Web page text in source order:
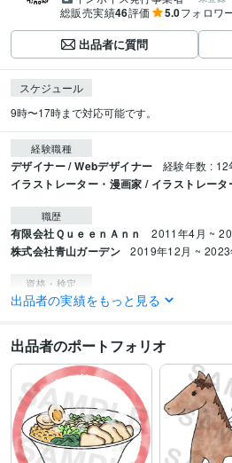
総販売実績46評価 5.0フォロワ
出品者に質問
スケジュール
9時〜17時まで対応可能です。
経験職種
デザイナー / Webデザイナー 経験年数 : 12
イラストレーター・漫画家 / イラストレータ
職歴
有限会社ＱｕｅｅｎＡｎｎ 2011年4月 ~
株式会社青山ガーデン 2019年12月 ~ 2023
資格・検定
色彩検定3級 取得年 : 2008年
プログラミング言語・フレームワーク
HTML:22年CSS:21年JavaScript:9年
ビジネス・クリエイティブツール
Adobe Illustrator:18年 Adobe
Dreamweaver:4年Adobe Premiere Pro:5年
Canva:0年
出品者の実績をもっと見る
出品者のポートフォリオ